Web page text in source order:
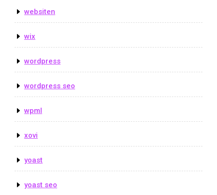
websiten
wix
wordpress
wordpress seo
wpml
xovi
yoast
yoast seo